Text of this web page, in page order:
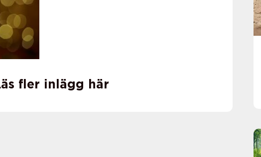
fler inlägg här